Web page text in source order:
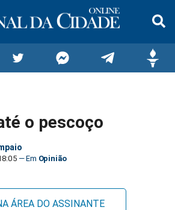
no
no
Messenger
no
o pescoço
Opinião
ÁREA DO ASSINANTE